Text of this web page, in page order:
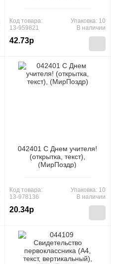
Код товара:
13-959821
42.73р
Упаковка: 10
В наличии
042401 С Днем учителя!
(открытка, текст),
(МирПоздр)
Код товара:
13-978136
20.34р
Упаковка: 10
В наличии